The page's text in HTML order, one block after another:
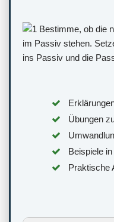
Übungen
Beispiele
Praktische